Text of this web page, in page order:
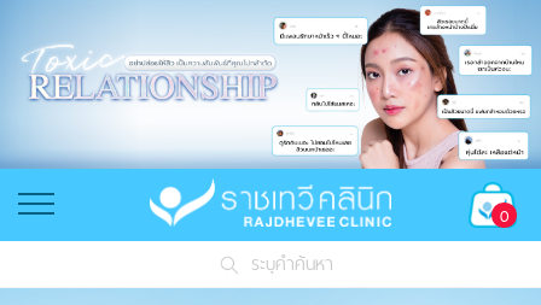
0
ระบุคำค้นหา